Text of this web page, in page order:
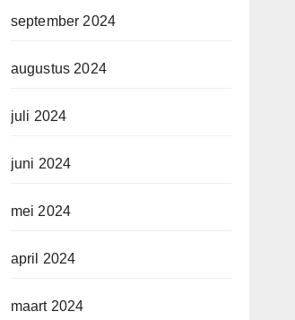
september 2024
augustus 2024
juli 2024
juni 2024
mei 2024
april 2024
maart 2024